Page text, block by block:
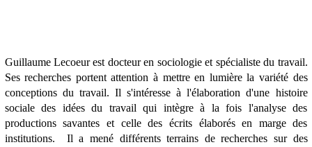
Guillaume Lecoeur est docteur en sociologie et spécialiste du travail.
Ses recherches portent attention à mettre en lumière la variété des
conceptions du travail. Il s'intéresse à l'élaboration d'une histoire
sociale des idées du travail qui intègre à la fois l'analyse des
productions savantes et celle des écrits élaborés en marge des
institutions. Il a mené différents terrains de recherches sur des